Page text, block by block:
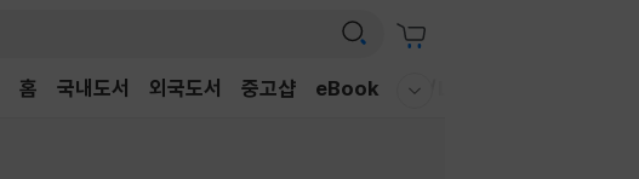
홈 국내도서 외국도서 중고샵 eBook CD/LP